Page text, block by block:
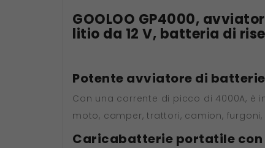
GOOLOO GP4000,
litio da 12 V, batteria di
Potente avviatore di
Con una corrente di picco di 4000A, è
moto, camper, trattori, camion,
Caricabatterie portatile con